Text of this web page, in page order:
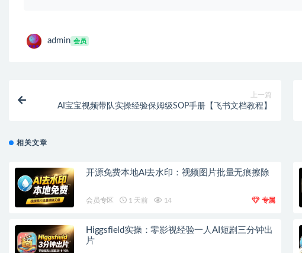
admin 会员
上一篇
AI宝宝视频带队实操经验保姆级SOP手册【飞书文档教程】
相关文章
开源免费本地AI去水印：视频图片批量无痕擦除
会员专区 1 天前 14 专属
Higgsfield实操：零影视经验一人AI短剧三分钟出
片